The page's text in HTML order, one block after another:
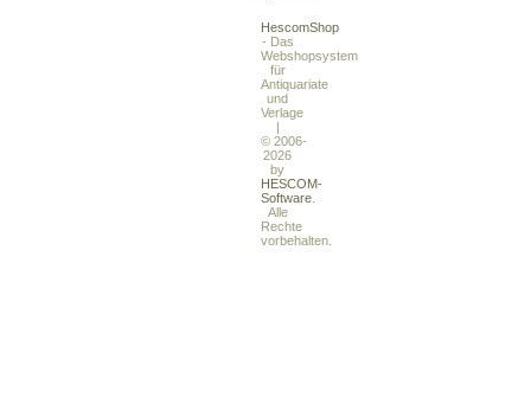
HescomShop
- Das
Webshopsystem
für
Antiquariate
und
Verlage
|
© 2006-
2026
by
HESCOM-
Software
Alle
Rechte
vorbehalten.